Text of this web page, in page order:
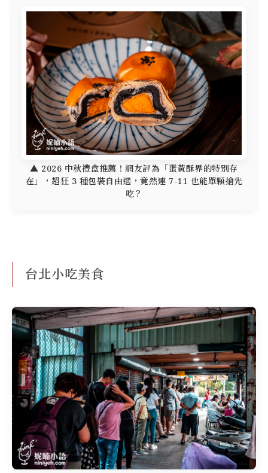
▲ 2026 中秋禮盒推薦！網友評為「蛋黃酥界的特別存
在」，超狂 3 種包裝自由選，竟然連 7-11 也能單顆搶先
吃？
台北小吃美食